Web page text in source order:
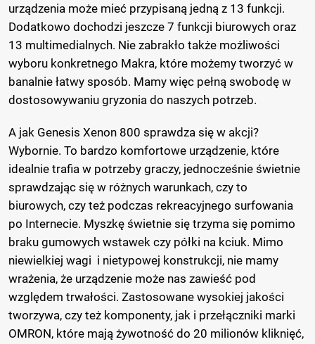
urządzenia może mieć przypisaną jedną z 13 funkcji.
Dodatkowo dochodzi jeszcze 7 funkcji biurowych oraz
13 multimedialnych. Nie zabrakło także możliwości
wyboru konkretnego Makra, które możemy tworzyć w
banalnie łatwy sposób. Mamy więc pełną swobodę w
dostosowywaniu gryzonia do naszych potrzeb.
A jak Genesis Xenon 800 sprawdza się w akcji?
Wybornie. To bardzo komfortowe urządzenie, które
idealnie trafia w potrzeby graczy, jednocześnie świetnie
sprawdzając się w różnych warunkach, czy to
biurowych, czy też podczas rekreacyjnego surfowania
po Internecie. Myszkę świetnie się trzyma się pomimo
braku gumowych wstawek czy półki na kciuk. Mimo
niewielkiej wagi i nietypowej konstrukcji, nie mamy
wrażenia, że urządzenie może nas zawieść pod
względem trwałości. Zastosowane wysokiej jakości
tworzywa, czy też komponenty, jak i przełączniki marki
OMRON, które mają żywotność do 20 milionów kliknięć,